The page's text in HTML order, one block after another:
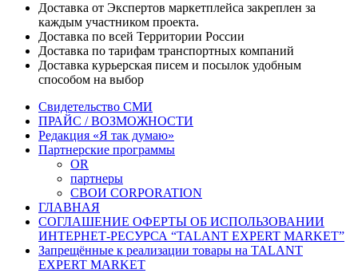
Доставка от Экспертов маркетплейса закреплен за
каждым участником проекта.
Доставка по всей Территории России
Доставка по тарифам транспортных компаний
Доставка курьерская писем и посылок удобным
способом на выбор
Свидетельство СМИ
ПРАЙС / ВОЗМОЖНОСТИ
Редакция «Я так думаю»
Партнерские программы
OR
партнеры
СВОИ CORPORATION
ГЛАВНАЯ
СОГЛАШЕНИЕ ОФЕРТЫ ОБ ИСПОЛЬЗОВАНИИ
ИНТЕРНЕТ-РЕСУРСА “TALANT EXPERT MARKET”
Запрещённые к реализации товары на TALANT
EXPERT MARKET